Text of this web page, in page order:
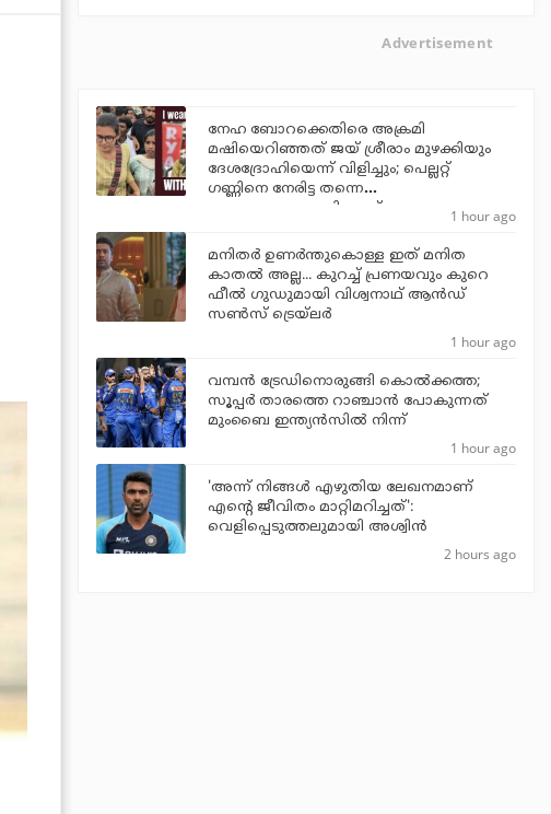
Advertisement
നേഹ ബോറക്കെതിരെ അക്രമി
മഷിയെറിഞ്ഞത് ജയ് ശ്രീരാം മുഴക്കിയും
ദേശദ്രോഹിയെന്ന് വിളിച്ചും; പെല്ലറ്റ്
ഗണ്ണിനെ നേരിട്ട തന്നെ
ഭയപ്പെടുത്താനാവില്ലെന്ന് നേഹ
1 hour ago
മനിതര്‍ ഉണര്‍ന്തുകൊള്ള ഇത് മനിത
കാതല്‍ അല്ല... കുറച്ച് പ്രണയവും കുറെ
ഫീല്‍ ഗുഡുമായി വിശ്വനാഥ് ആന്‍ഡ്
സണ്‍സ് ട്രെയ്‌ലര്‍
1 hour ago
വമ്പന്‍ ട്രേഡിനൊരുങ്ങി കൊല്‍ക്കത്ത;
സൂപ്പര്‍ താരത്തെ റാഞ്ചാന്‍ പോകുന്നത്
മുംബൈ ഇന്ത്യന്‍സില്‍ നിന്ന്
1 hour ago
'അന്ന് നിങ്ങള്‍ എഴുതിയ ലേഖനമാണ്
എന്റെ ജീവിതം മാറ്റിമറിച്ചത്':
വെളിപ്പെടുത്തലുമായി അശ്വിന്‍
2 hours ago